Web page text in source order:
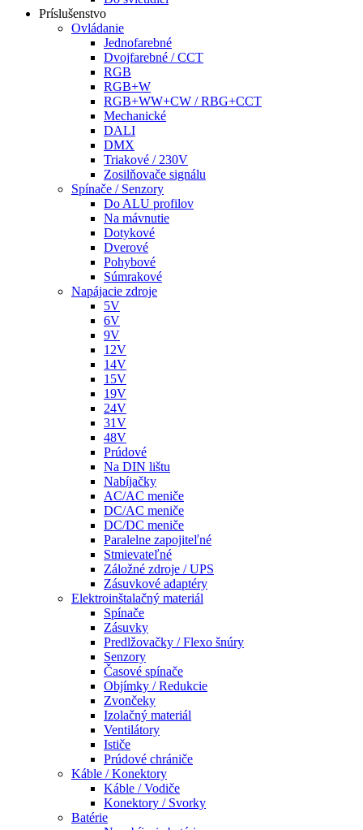
Príslušenstvo
Ovládanie
Jednofarebné
Dvojfarebné / CCT
RGB
RGB+W
RGB+WW+CW / RBG+CCT
Mechanické
DALI
DMX
Triakové / 230V
Zosilňovače signálu
Spínače / Senzory
Do ALU profilov
Na mávnutie
Dotykové
Dverové
Pohybové
Súmrakové
Napájacie zdroje
5V
6V
9V
12V
14V
15V
19V
24V
31V
48V
Prúdové
Na DIN lištu
Nabíjačky
AC/AC meniče
DC/AC meniče
DC/DC meniče
Paralelne zapojiteľné
Stmievateľné
Záložné zdroje / UPS
Zásuvkové adaptéry
Elektroinštalačný materiál
Spínače
Zásuvky
Predlžovačky / Flexo šnúry
Senzory
Časové spínače
Objímky / Redukcie
Zvončeky
Izolačný materiál
Ventilátory
Ističe
Prúdové chrániče
Káble / Konektory
Káble / Vodiče
Konektory / Svorky
Batérie